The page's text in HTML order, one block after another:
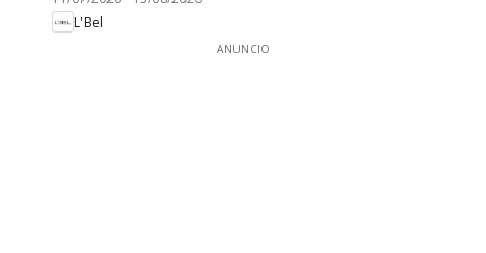
L'Bel
ANUNCIO